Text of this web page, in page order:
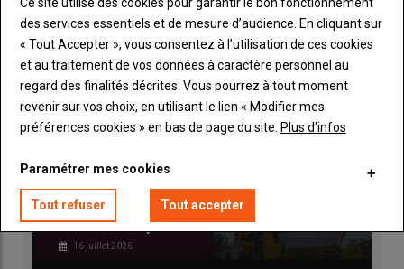
VIDEO - Avec les GX3 et GX9.6 Mixta,
Grégoire lance ses machines de récolte
mixtes pour vignes et oliviers sur le
marché français
16 juillet 2026
des services essentiels et de mesure d’audience. En cliquant sur
« Tout Accepter », vous consentez à l’utilisation de ces cookies
et au traitement de vos données à caractère personnel au
regard des finalités décrites. Vous pourrez à tout moment
revenir sur vos choix, en utilisant le lien « Modifier mes
préférences cookies » en bas de page du site. Plus d'infos
Paramétrer mes cookies
Tout refuser Tout accepter